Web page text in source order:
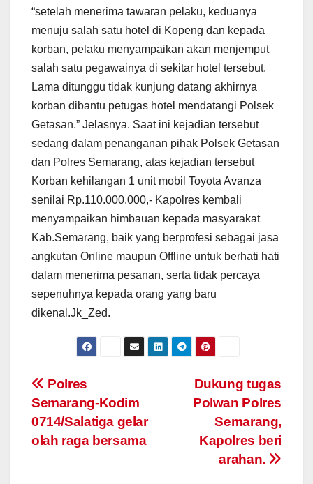
“setelah menerima tawaran pelaku, keduanya
menuju salah satu hotel di Kopeng dan kepada
korban, pelaku menyampaikan akan menjemput
salah satu pegawainya di sekitar hotel tersebut.
Lama ditunggu tidak kunjung datang akhirnya
korban dibantu petugas hotel mendatangi Polsek
Getasan.” Jelasnya. Saat ini kejadian tersebut
sedang dalam penanganan pihak Polsek Getasan
dan Polres Semarang, atas kejadian tersebut
Korban kehilangan 1 unit mobil Toyota Avanza
senilai Rp.110.000.000,- Kapolres kembali
menyampaikan himbauan kepada masyarakat
Kab.Semarang, baik yang berprofesi sebagai jasa
angkutan Online maupun Offline untuk berhati hati
dalam menerima pesanan, serta tidak percaya
sepenuhnya kepada orang yang baru
dikenal.Jk_Zed.
Post
navigation
Dukung tugas
Polwan Polres
Semarang,
Kapolres beri
arahan.
Polres
Semarang-Kodim
0714/Salatiga gelar
olah raga bersama